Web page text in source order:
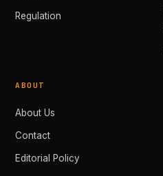
Regulation
ABOUT
About Us
Contact
Editorial Policy